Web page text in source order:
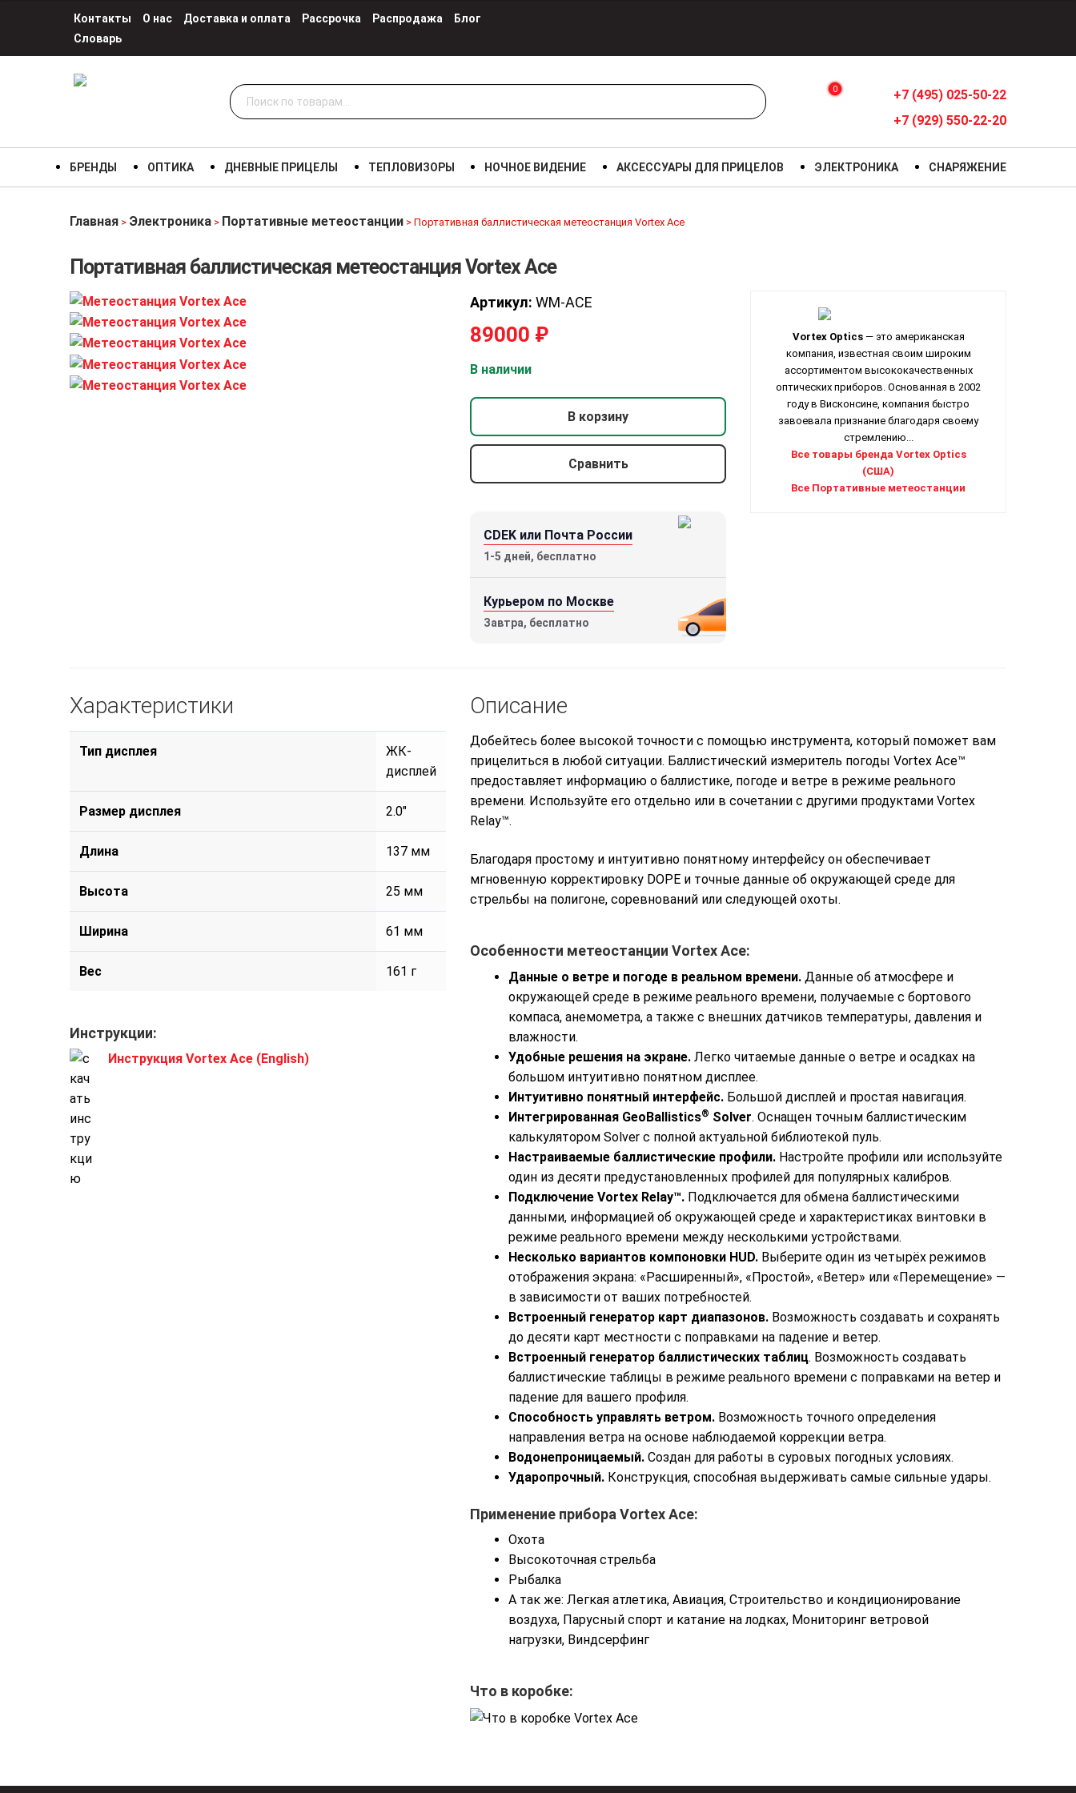
Контакты О нас Доставка и оплата Рассрочка Распродажа
Блог
Словарь
Искать: 0
+7 (495) 025-50-22
+7 (929) 550-22-20
БРЕНДЫ ОПТИКА ДНЕВНЫЕ ПРИЦЕЛЫ ТЕПЛОВИЗОРЫ НОЧНОЕ ВИДЕНИЕ АКСЕССУАРЫ ДЛЯ ПРИЦЕЛОВ ЭЛЕКТРОНИКА СНАРЯЖЕНИЕ
Главная > Электроника > Портативные метеостанции > Портативная баллистическая метеостанция Vortex Ace
Портативная баллистическая метеостанция Vortex Ace
Артикул: WM-ACE
89000 ₽
В наличии
В корзину
Сравнить
CDEK или Почта России
1-5 дней, бесплатно
Курьером по Москве
Завтра, бесплатно
Vortex Optics— это американская
компания, известная своим широким
ассортиментом высококачественных
оптических приборов. Основанная в 2002
году в Висконсине, компания быстро
завоевала признание благодаря своему
стремлению...
Все товары бренда Vortex Optics
(США)
Все Портативные метеостанции
метеостанция Vortex Ace
Характеристики
Тип дисплея
ЖК-
дисплей
Размер дисплея 2.0″
Длина 137 мм
Высота 25 мм
Ширина 61 мм
Вес 161 г
Инструкции:
Инструкция Vortex Ace (English)
Описание
Добейтесь более высокой точности с помощью инструмента, который поможет вам
прицелиться в любой ситуации. Баллистический измеритель погоды Vortex Ace™
предоставляет информацию о баллистике, погоде и ветре в режиме реального
времени. Используйте его отдельно или в сочетании с другими продуктами Vortex
Relay™.
Благодаря простому и интуитивно понятному интерфейсу он обеспечивает
мгновенную корректировку DOPE и точные данные об окружающей среде для
стрельбы на полигоне, соревнований или следующей охоты.
Особенности метеостанции Vortex Ace:
Данные о ветре и погоде в реальном времени. Данные об атмосфере и
окружающей среде в режиме реального времени, получаемые с бортового
компаса, анемометра, а также с внешних датчиков температуры, давления и
влажности.
Удобные решения на экране. Легко читаемые данные о ветре и осадках на
большом интуитивно понятном дисплее.
Интуитивно понятный интерфейс. Большой дисплей и простая навигация.
Интегрированная GeoBallistics® Solver. Оснащен точным баллистическим
калькулятором Solver с полной актуальной библиотекой пуль.
Настраиваемые баллистические профили. Настройте профили или используйте
один из десяти предустановленных профилей для популярных калибров.
Подключение Vortex Relay™. Подключается для обмена баллистическими
данными, информацией об окружающей среде и характеристиках винтовки в
режиме реального времени между несколькими устройствами.
Несколько вариантов компоновки HUD. Выберите один из четырёх режимов
отображения экрана: «Расширенный», «Простой», «Ветер» или «Перемещение» —
в зависимости от ваших потребностей.
Встроенный генератор карт диапазонов. Возможность создавать и сохранять
до десяти карт местности с поправками на падение и ветер.
Встроенный генератор баллистических таблиц. Возможность создавать
баллистические таблицы в режиме реального времени с поправками на ветер и
падение для вашего профиля.
Способность управлять ветром. Возможность точного определения
направления ветра на основе наблюдаемой коррекции ветра.
Водонепроницаемый. Создан для работы в суровых погодных условиях.
Ударопрочный. Конструкция, способная выдерживать самые сильные удары.
Применение прибора Vortex Ace:
Охота
Высокоточная стрельба
Рыбалка
А так же: Легкая атлетика, Авиация, Строительство и кондиционирование
воздуха, Парусный спорт и катание на лодках, Мониторинг ветровой
нагрузки, Виндсерфинг
Что в коробке: